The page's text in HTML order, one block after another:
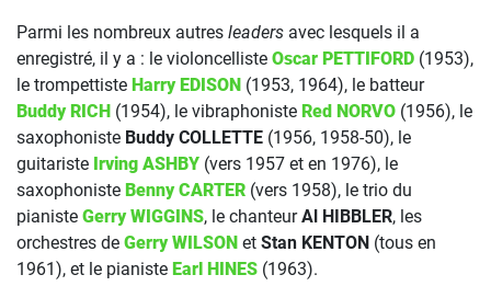
Parmi les nombreux autres leaders avec lesquels il a
enregistré, il y a : le violoncelliste Oscar PETTIFORD (1953),
le trompettiste Harry EDISON (1953, 1964), le batteur
Buddy RICH (1954), le vibraphoniste Red NORVO (1956), le
saxophoniste Buddy COLLETTE (1956, 1958-50), le
guitariste Irving ASHBY (vers 1957 et en 1976), le
saxophoniste Benny CARTER (vers 1958), le trio du
pianiste Gerry WIGGINS, le chanteurAl HIBBLER, les
orchestres de Gerry WILSON et Stan KENTON (tous en
1961), et le pianiste Earl HINES (1963).